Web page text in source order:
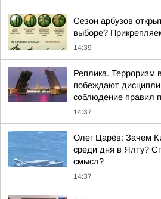
Сезон арбузов
выборе?
14:39
Реплика. Терроризм
побеждают
соблюдение правил
14:37
Олег Царёв: Зачем
среди дня в Ялту?
смысл?
14:37